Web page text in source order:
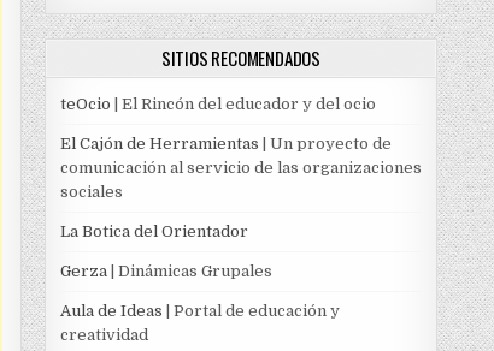
SITIOS RECOMENDADOS
teOcio | El Rincón del educador y del ocio
El Cajón de Herramientas | Un proyecto de
comunicación al servicio de las organizaciones
sociales
La Botica del Orientador
Gerza| Dinámicas Grupales
Aula de Ideas | Portal de educación y
creatividad